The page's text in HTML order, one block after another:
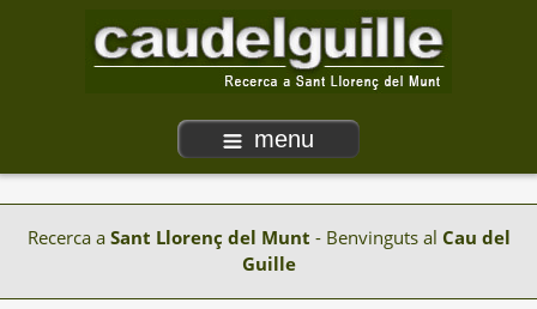
menu
Recerca a Sant Llorenç del Munt - Benvinguts al Cau del
Guille